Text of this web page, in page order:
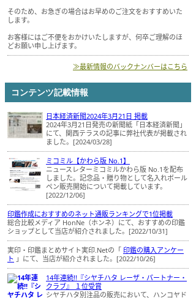
そのため、お急ぎの場合はお早めのご注文をおすすめいた
します。
お客様にはご不便をおかけいたしますが、何卒ご理解のほ
どお願い申し上げます。
≫最新情報のバックナンバーはこちら
コンテンツ記載情報
日本経済新聞2024年3月21日 掲載
2024年3月21日発売の新聞紙「日本経済新聞」
にて、関西テラスの記事に弊社代表が掲載され
ました。[2024/03/28]
ミコミル【かわら版 No.1】
ニュースレターミコミルかわら版 No.1を配布
しました。記念品・贈り物として名入れボール
ペン販売開始について掲載しています。
[2022/12/06]
印鑑作成におすすめのネット通販ランキングで1位掲載
総合比較メディア HonNe（ホンネ）にて、おすすめの印鑑
ショップとして当店が紹介されました。[2022/10/31]
実印・印鑑まとめサイト実印.Netの「 印鑑の購入アンケー
ト 」にて、当店が紹介されました。[2022/10/26]
14年連続!!『シヤチハタ レーザ・パートナー・
クラブ』 １位受賞
シヤチハタ別注品の販売において、ハンコヤド